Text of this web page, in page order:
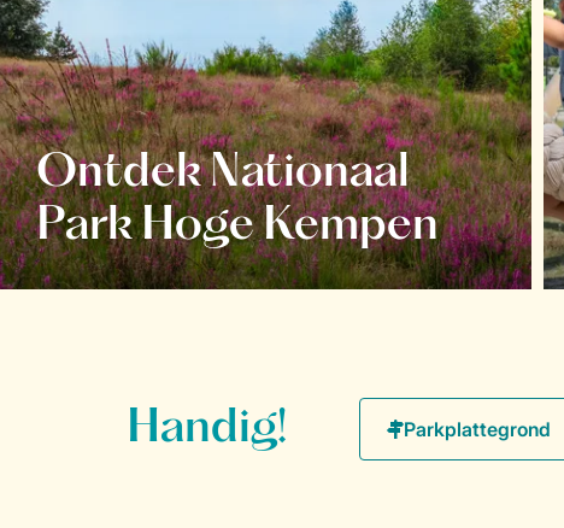
Ontdek Nationaal
Park Hoge Kempen
Handig!